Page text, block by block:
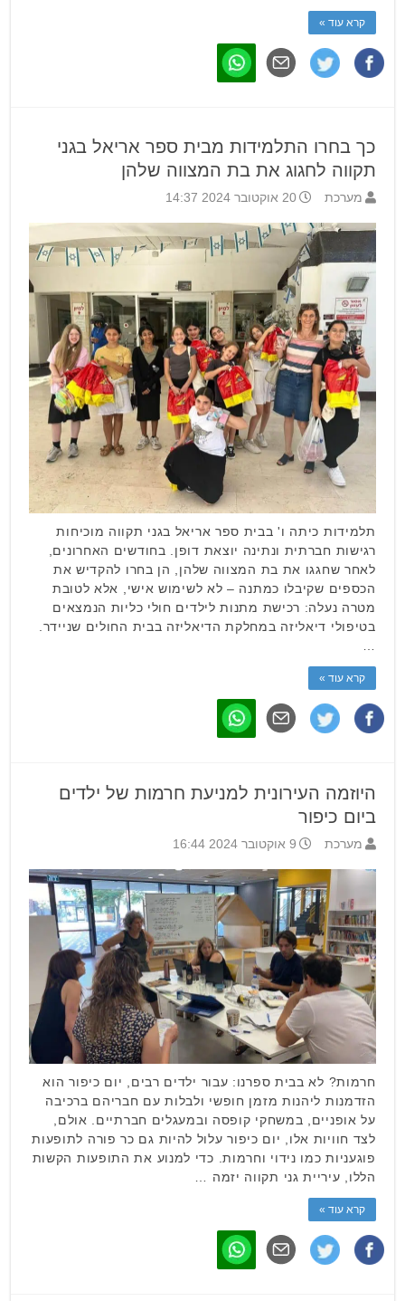
קרא עוד »
כך בחרו התלמידות מבית ספר אריאל בגני
תקווה לחגוג את בת המצווה שלהן
מערכת 20 אוקטובר 2024 14:37
תלמידות כיתה ו' בבית ספר אריאל בגני תקווה מוכיחות
רגישות חברתית ונתינה יוצאת דופן. בחודשים האחרונים,
לאחר שחגגו את בת המצווה שלהן, הן בחרו להקדיש את
הכספים שקיבלו כמתנה – לא לשימוש אישי, אלא לטובת
מטרה נעלה: רכישת מתנות לילדים חולי כליות הנמצאים
בטיפולי דיאליזה במחלקת הדיאליזה בבית החולים שניידר.
קרא עוד »
היוזמה העירונית למניעת חרמות של ילדים
ביום כיפור
מערכת 9 אוקטובר 2024 16:44
חרמות? לא בבית ספרנו: עבור ילדים רבים, יום כיפור הוא
הזדמנות ליהנות מזמן חופשי ולבלות עם חבריהם ברכיבה
על אופניים, במשחקי קופסה ובמעגלים חברתיים. אולם,
לצד חוויות אלו, יום כיפור עלול להיות גם כר פורה לתופעות
פוגעניות כמו נידוי וחרמות. כדי למנוע את התופעות הקשות
הללו, עיריית גני תקווה יזמה …
קרא עוד »